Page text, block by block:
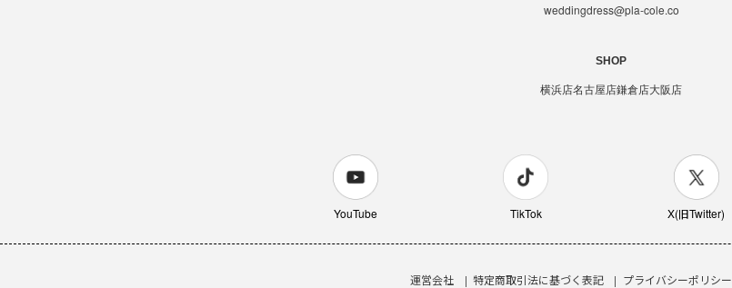
weddingdress@pla-cole.co
SHOP
横浜店名古屋店鎌倉店大阪店
YouTube TikTok X(旧Twitter)
運営会社 特定商取引法に基づく表記 プライバシーポリシー